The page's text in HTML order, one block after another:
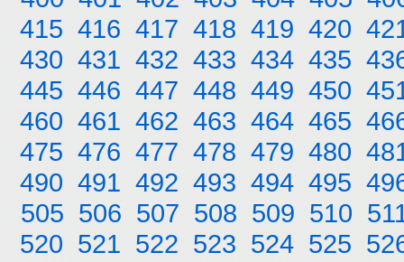
415 416 417 418 419 420
430 431 432 433 434 435
445 446 447 448 449 450
460 461 462 463 464 465
475 476 477 478 479 480
490 491 492 493 494 495
505 506 507 508 509 510
520 521 522 523 524 525